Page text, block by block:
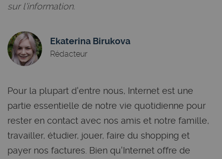
sur l'information.
Ekaterina Birukova
Rédacteur
Pour la plupart d'entre nous, Internet est une
partie essentielle de notre vie quotidienne pour
rester en contact avec nos amis et notre famille,
travailler, étudier, jouer, faire du shopping et
payer nos factures. Bien qu'Internet offre de